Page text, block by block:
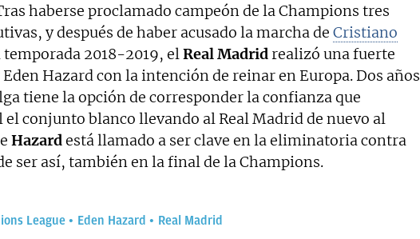
haberse proclamado campeón de la Champions tres
y después de haber acusado la marcha de Cristiano
temporada 2018-2019, elReal Madridrealizó una fuerte
Hazard con la intención de reinar en Europa. Dos años
tiene la opción de corresponder la confianza que
el conjunto blanco llevando al Real Madrid de nuevo al
Hazardestá llamado a ser clave en la eliminatoria contra
ser así, también en la final de la Champions.
League Eden Hazard Real Madrid